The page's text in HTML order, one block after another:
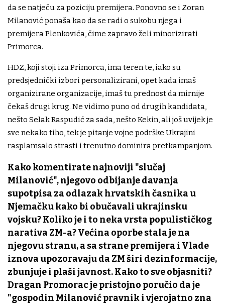
da se natječu za poziciju premijera. Ponovno se i Zoran
Milanović ponaša kao da se radi o sukobu njega i
premijera Plenkovića, čime zapravo želi minorizirati
Primorca.
HDZ, koji stoji iza Primorca, ima teren te, iako su
predsjednički izbori personalizirani, opet kada imaš
organizirane organizacije, imaš tu prednost da mirnije
čekaš drugi krug. Ne vidimo puno od drugih kandidata,
nešto Selak Raspudić za sada, nešto Kekin, ali još uvijek je
sve nekako tiho, tek je pitanje vojne podrške Ukrajini
rasplamsalo strasti i trenutno dominira pretkampanjom.
Kako komentirate najnoviji "slučaj
Milanović", njegovo odbijanje davanja
supotpisa za odlazak hrvatskih časnika u
Njemačku kako bi obučavali ukrajinsku
vojsku? Koliko je i to neka vrsta populističkog
narativa ZM-a? Većina oporbe stala je na
njegovu stranu, a sa strane premijera i Vlade
iznova upozoravaju da ZM širi dezinformacije,
zbunjuje i plaši javnost. Kako to sve objasniti?
Dragan Promorac je pristojno poručio da je
"gospodin Milanović pravnik i vjerojatno zna